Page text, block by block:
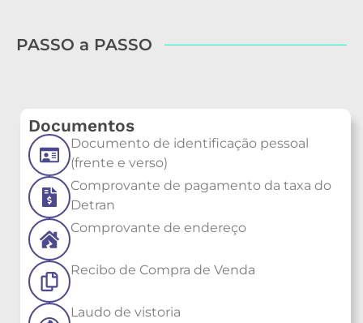
PASSO a PASSO
Documentos
Documento de identificação pessoal
(frente e verso)
Comprovante de pagamento da taxa do
Detran
Comprovante de endereço
Recibo de Compra de Venda
Laudo de vistoria